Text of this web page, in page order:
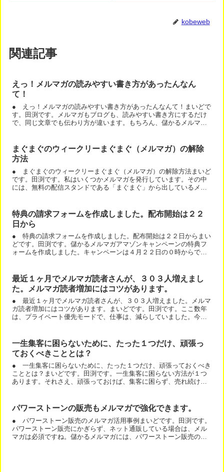
kobeweb
関連記事
えっ！メルマガの読みやすい書き方があったんなん
て！
● えっ！メルマガの読みやすい書き方があったんなんて！まいどで
す。田渕です。メルマガもブログも、読みやすい書き方にするだけ
で、同じ文章でも伝わり方が違います。もちろん、儲かるメルマガ
まぐまぐのウィークリーまぐまぐ（メルマガ）の解除
方法
● まぐまぐのウィークリーまぐまぐ（メルマガ）の解除方法まいど
です。田渕です。私はいくつかメルマガを発行しています。その中
には、無料の配信スタンドである「まぐまぐ」から出しているメル
特典の請求フォームを作成しました。配布開始は２２
日から
● 特典の請求フォームを作成しました。配布開始は２２日からまい
どです。田渕です。儲かるメルマガアマゾンキャンペーンの特典フ
ォームを作成しました。キャンペーンは４月２２日の０時からです
最近１ヶ月でメルマガ読者さんが、３０３人増えまし
た。メルマガ読者増加にはコツがあります。
● 最近１ヶ月でメルマガ読者さんが、３０３人増えました。メルマ
ガ読者増加にはコツがあります。まいどです。田渕です。ここ数年
は、プライベート優先モードで、仕事は、減らしていました。今年
一生集客に困らないために、たった１つだけ、頑張っ
ておくべきこととは？
● 一生集客に困らないために、たった１つだけ、頑張っておくべき
こととは？まいどです。田渕です。一生集客に困らない方法が１つ
あります。それさえ、頑張っておけば、集客に困らず、売れ続ける
パワーストーンの販売もメルマガで強化できます。
● パワーストーン販売のメルマガ活用事例まいどです。田渕です。
パワーストーン販売にかぎらず、ネット通販している場合は、メル
マガは必須ですね。儲かるメルマガには、パワーストーン販売のメ